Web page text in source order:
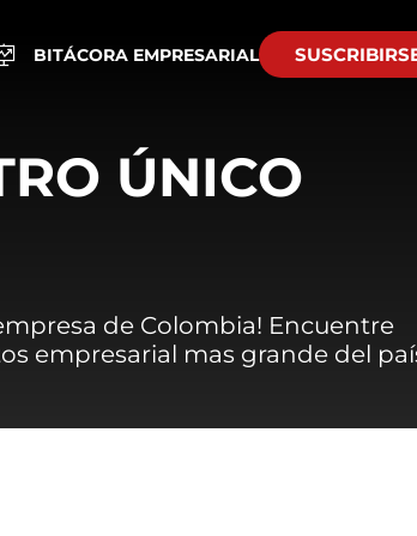
BITÁCORA EMPRESARIAL
ÚNICO
de Colombia! Encuentre
empresarial mas grande del